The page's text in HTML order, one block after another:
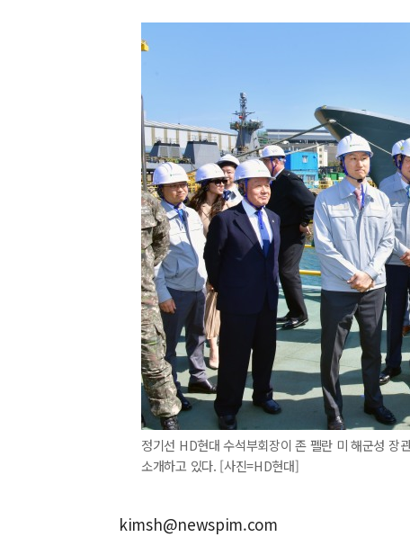
정기선 HD현대 수석부회장이 존 펠란 미 해군성 장
소개하고 있다. [사진=HD현대]
kimsh@newspim.com